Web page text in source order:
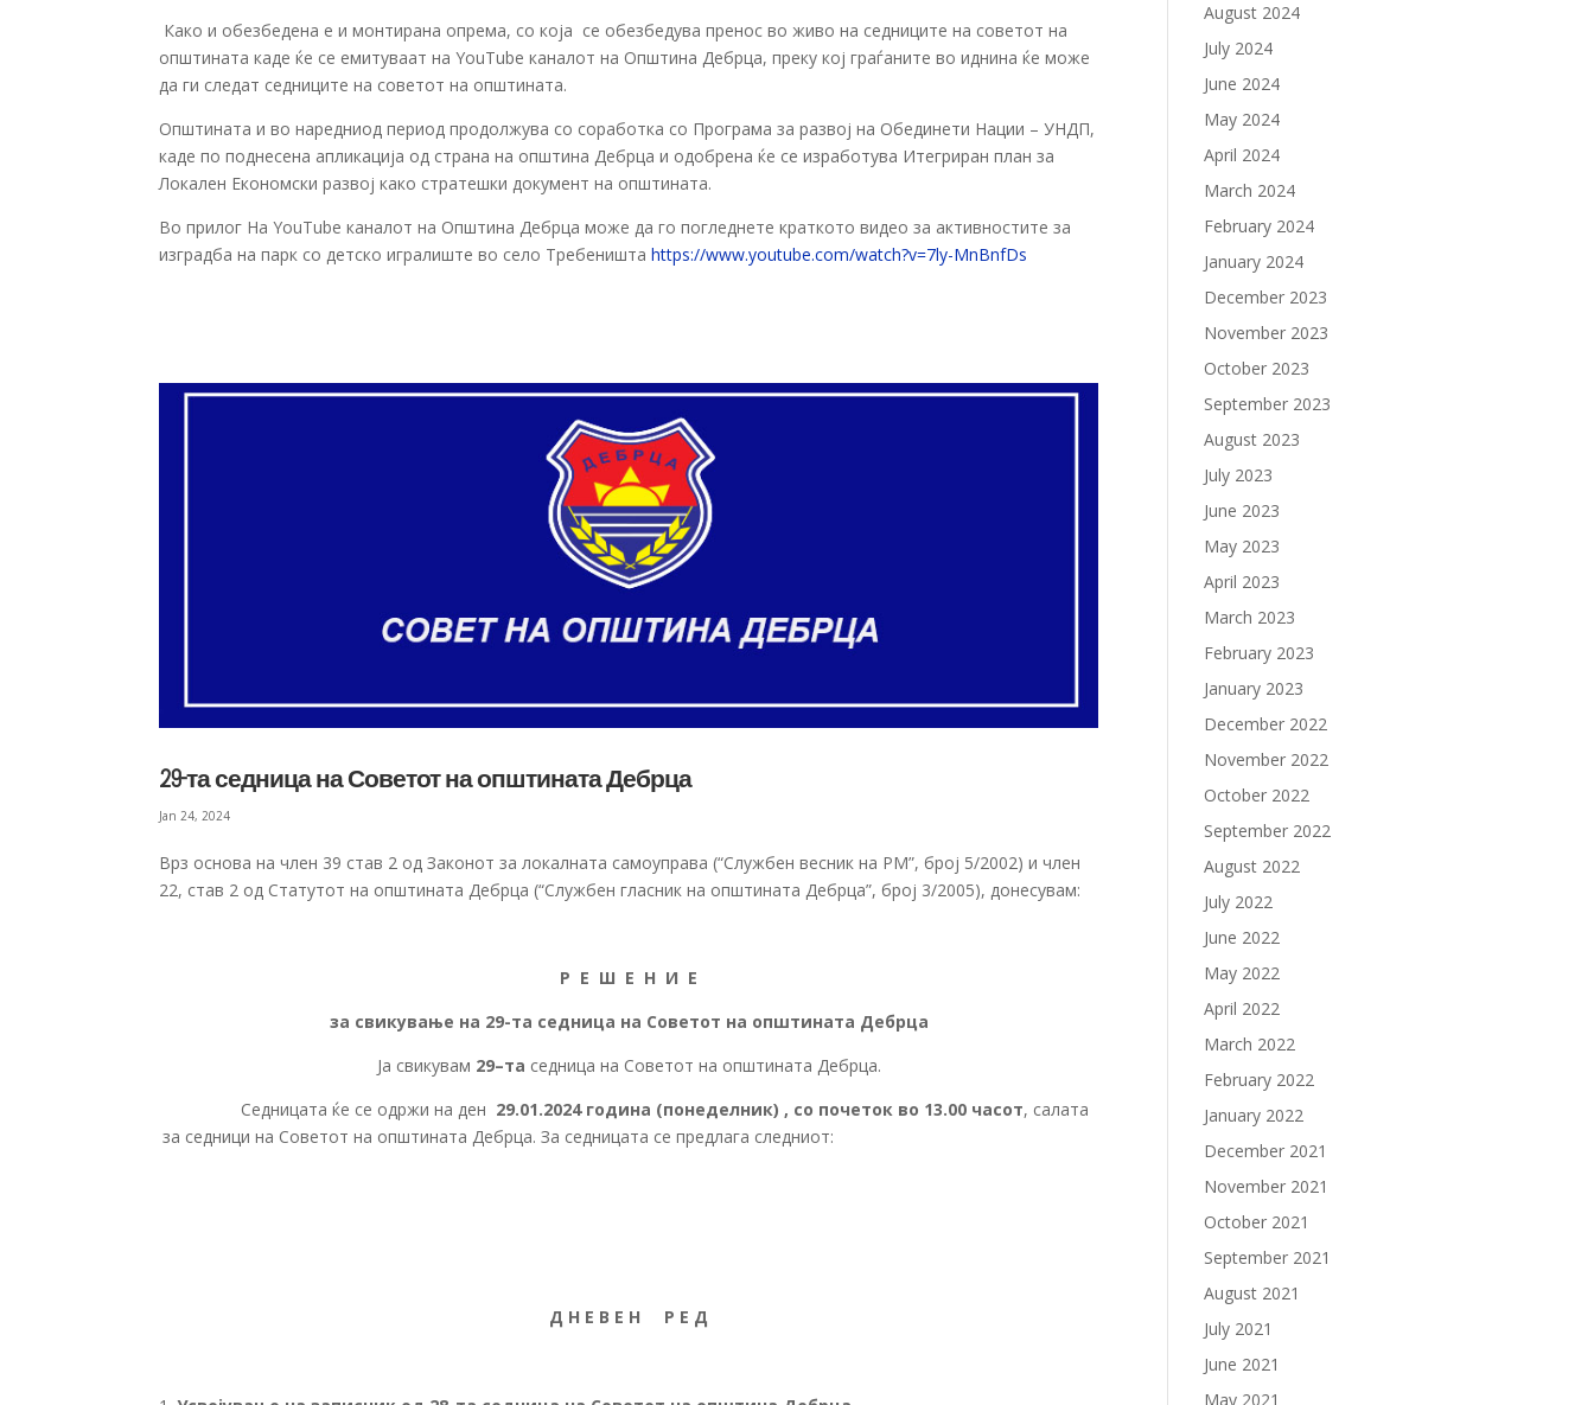
Како и обезбедена е и монтирана опрема, со која се обезбедува пренос во живо на седниците на советот на
општината каде ќе се емитуваат на YouTube каналот на Општина Дебрца, преку кој граѓаните во иднина ќе може
да ги следат седниците на советот на општината.
Општината и во наредниод период продолжува со соработка со Програма за развој на Обединети Нации – УНДП,
каде по поднесена апликација од страна на општина Дебрца и одобрена ќе се изработува Итегриран план за
Локален Економски развој како стратешки документ на општината.
Во прилог На YouTube каналот на Општина Дебрца може да го погледнете краткото видео за активностите за
изградба на парк со детско игралиште во село Требеништаhttps://www.youtube.com/watch?v=7ly-MnBnfDs
29-та седница на Советот на општината Дебрца
Jan 24, 2024
Врз основа на член 39 став 2 од Законот за локалната самоуправа (“Службен весник на РМ”, број 5/2002) и член
22, став 2 од Статутот на општината Дебрца (“Службен гласник на општината Дебрца”, број 3/2005), донесувам:
Р Е Ш Е Н И Е
за свикување на 29-та седница на Советот на општината Дебрца
Ја свикувам 29–та седница на Советот на општината Дебрца.
Седницата ќе се одржи на ден 29.01.2024 година (понеделник) , со почеток во 13.00 часот, салата
за седници на Советот на општината Дебрца. За седницата се предлага следниот:
Д Н Е В Е Н Р Е Д
August 2024
July 2024
June 2024
May 2024
April 2024
March 2024
February 2024
January 2024
December 2023
November 2023
October 2023
September 2023
August 2023
July 2023
June 2023
May 2023
April 2023
March 2023
February 2023
January 2023
December 2022
November 2022
October 2022
September 2022
August 2022
July 2022
June 2022
May 2022
April 2022
March 2022
February 2022
January 2022
December 2021
November 2021
October 2021
September 2021
August 2021
July 2021
June 2021
May 2021